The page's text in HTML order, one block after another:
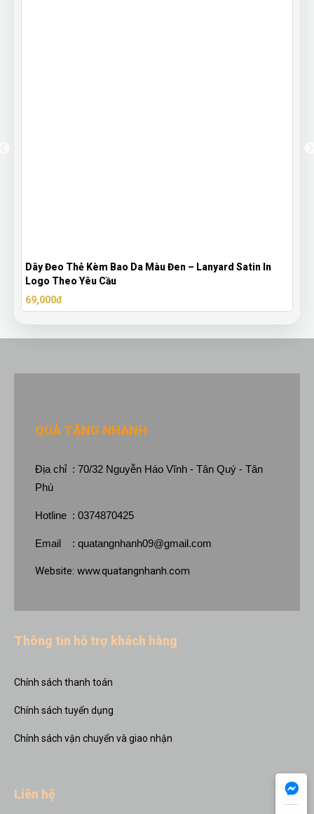
Dây Đeo Thẻ Kèm Bao Da Màu Đen – Lanyard Satin In
Logo Theo Yêu Cầu
69,000đ
QUÀ TẶNG NHANH
Địa chỉ : 70/32 Nguyễn Háo Vĩnh - Tân Quý - Tân
Phú
Hotline : 0374870425
Email : quatangnhanh09@gmail.com
Website: www.quatangnhanh.com
Thông tin hỗ trợ khách hàng
Chính sách thanh toán
Chính sách tuyển dụng
Chính sách vận chuyển và giao nhận
Liên hệ